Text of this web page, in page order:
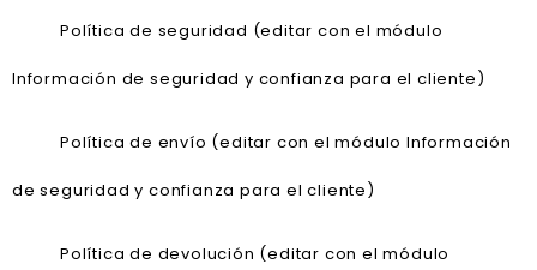
Política de seguridad (editar con el módulo
Información de seguridad y confianza para el cliente)
Política de envío (editar con el módulo Información
de seguridad y confianza para el cliente)
Política de devolución (editar con el módulo